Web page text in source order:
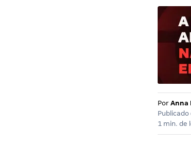
Por Anna
Publicado
1 min. de